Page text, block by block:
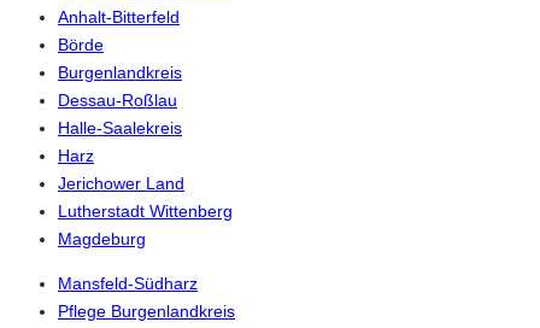
Anhalt-Bitterfeld
Börde
Burgenlandkreis
Dessau-Roßlau
Halle-Saalekreis
Harz
Jerichower Land
Lutherstadt Wittenberg
Magdeburg
Mansfeld-Südharz
Pflege Burgenlandkreis